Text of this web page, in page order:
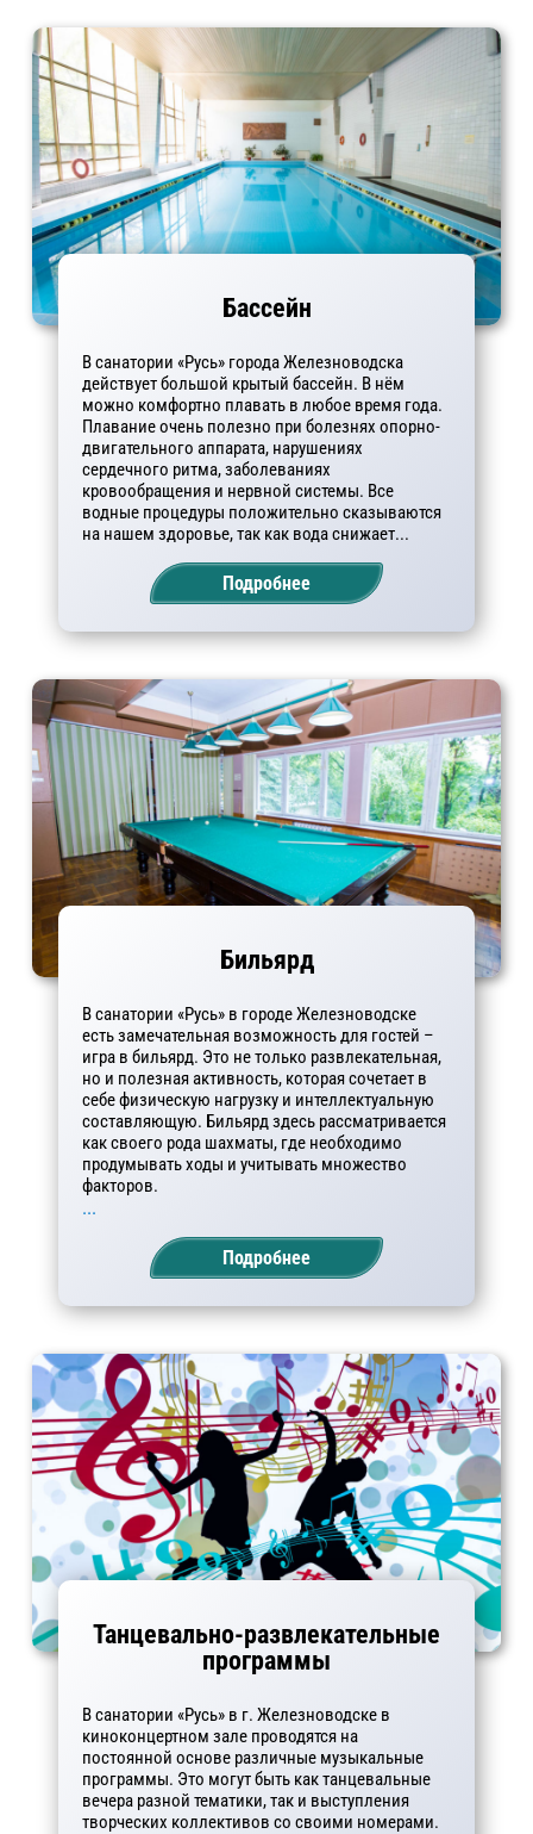
Бассейн
В санатории «Русь» города Железноводска
действует большой крытый бассейн. В нём
можно комфортно плавать в любое время года.
Плавание очень полезно при болезнях опорно-
двигательного аппарата, нарушениях
сердечного ритма, заболеваниях
кровообращения и нервной системы. Все
водные процедуры положительно сказываются
на нашем здоровье, так как вода снижает...
Подробнее
Бильярд
В санатории «Русь» в городе Железноводске
есть замечательная возможность для гостей –
игра в бильярд. Это не только развлекательная,
но и полезная активность, которая сочетает в
себе физическую нагрузку и интеллектуальную
составляющую. Бильярд здесь рассматривается
как своего рода шахматы, где необходимо
продумывать ходы и учитывать множество
факторов.
...
Подробнее
Танцевально-развлекательные
программы
В санатории «Русь» в г. Железноводске в
киноконцертном зале проводятся на
постоянной основе различные музыкальные
программы. Это могут быть как танцевальные
вечера разной тематики, так и выступления
творческих коллективов со своими номерами.